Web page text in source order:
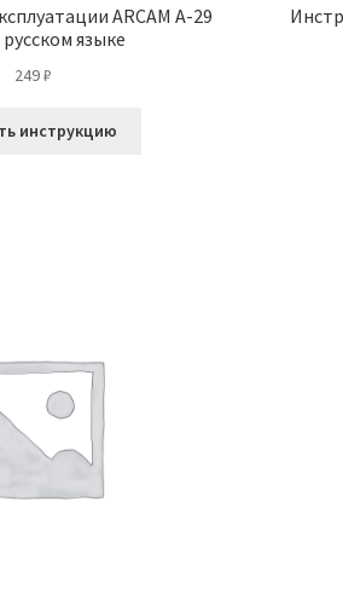
ARCAM A-29
русском языке
249₽
инструкцию